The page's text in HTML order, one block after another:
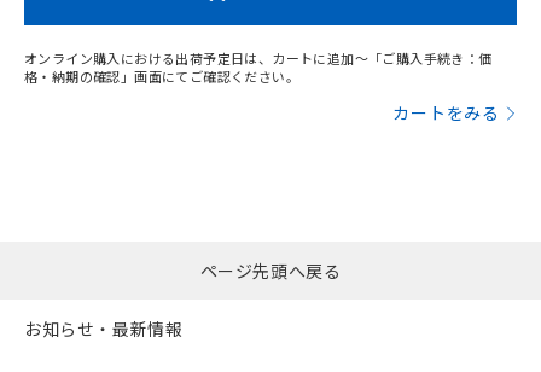
オンライン購入における出荷予定日は、カートに追加～「ご購入手続き：価
格・納期の確認」画面にてご確認ください。
カートをみる
ページ先頭へ戻る
お知らせ・最新情報